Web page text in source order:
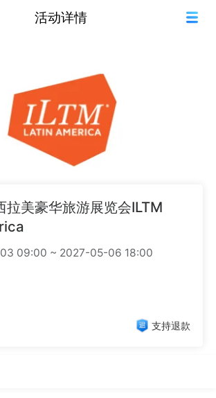
活动详情
拉美豪华旅游展览会ILTM
09:00 ~ 2027-05-06 18:00
支持退款